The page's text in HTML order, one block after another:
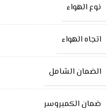
نوع الهواء
اتجاه الهواء
الضمان الشامل
ضمان الكمبروسر